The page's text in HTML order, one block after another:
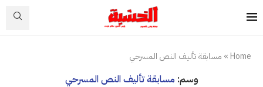
Home
» مسابقة تأليف النص المسرحي
وسم: مسابقة تأليف النص المسرحي